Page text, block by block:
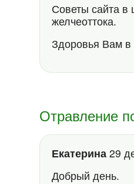
Советы сайта в
желчеоттока.
Здоровья Вам в
Отравление
Екатерина 29
Добрый день.